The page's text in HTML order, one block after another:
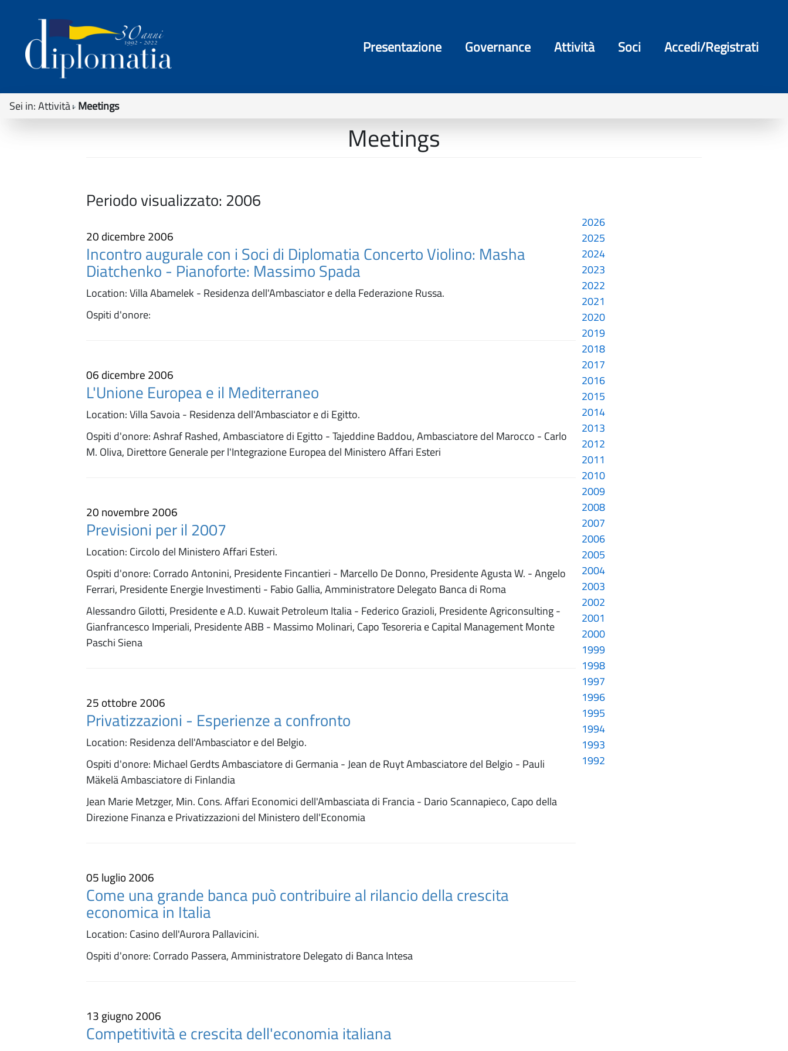
Presentazione Governance Attività Soci Accedi/Registrati
Sei in:Attività Meetings
Meetings
Periodo visualizzato: 2006
20 dicembre 2006
Incontro augurale con i Soci di Diplomatia Concerto Violino: Masha
Diatchenko - Pianoforte: Massimo Spada
Location: Villa Abamelek - Residenza dell'Ambasciator e della Federazione Russa.
Ospiti d'onore:
06 dicembre 2006
L'Unione Europea e il Mediterraneo
Location: Villa Savoia - Residenza dell'Ambasciator e di Egitto.
Ospiti d'onore: Ashraf Rashed, Ambasciatore di Egitto - Tajeddine Baddou, Ambasciatore del Marocco - Carlo
M. Oliva, Direttore Generale per l'Integrazione Europea del Ministero Affari Esteri
20 novembre 2006
Previsioni per il 2007
Location: Circolo del Ministero Affari Esteri.
Ospiti d'onore: Corrado Antonini, Presidente Fincantieri - Marcello De Donno, Presidente Agusta W. - Angelo
Ferrari, Presidente Energie Investimenti - Fabio Gallia, Amministratore Delegato Banca di Roma
Alessandro Gilotti, Presidente e A.D. Kuwait Petroleum Italia - Federico Grazioli, Presidente Agriconsulting -
Gianfrancesco Imperiali, Presidente ABB - Massimo Molinari, Capo Tesoreria e Capital Management Monte
Paschi Siena
25 ottobre 2006
Privatizzazioni - Esperienze a confronto
Location: Residenza dell'Ambasciator e del Belgio.
Ospiti d'onore: Michael Gerdts Ambasciatore di Germania - Jean de Ruyt Ambasciatore del Belgio - Pauli
Mäkelä Ambasciatore di Finlandia
Jean Marie Metzger, Min. Cons. Affari Economici dell'Ambasciata di Francia - Dario Scannapieco, Capo della
Direzione Finanza e Privatizzazioni del Ministero dell'Economia
05 luglio 2006
Come una grande banca può contribuire al rilancio della crescita
economica in Italia
Location: Casino dell'Aurora Pallavicini.
Ospiti d'onore: Corrado Passera, Amministratore Delegato di Banca Intesa
13 giugno 2006
Competitività e crescita dell'economia italiana
2026
2025
2024
2023
2022
2021
2020
2019
2018
2017
2016
2015
2014
2013
2012
2011
2010
2009
2008
2007
2006
2005
2004
2003
2002
2001
2000
1999
1998
1997
1996
1995
1994
1993
1992